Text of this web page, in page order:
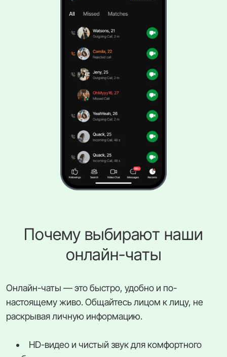
Почему выбирают наши
онлайн-чаты
Онлайн-чаты — это быстро, удобно и по-
настоящему живо. Общайтесь лицом к лицу, не
раскрывая личную информацию.
HD-видео и чистый звук для комфортного